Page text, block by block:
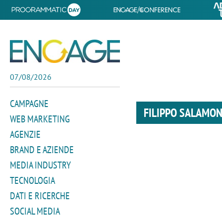
07/08/2026
CAMPAGNE
WEB MARKETING
AGENZIE
BRAND E AZIENDE
MEDIA INDUSTRY
TECNOLOGIA
DATI E RICERCHE
SOCIAL MEDIA
FILIPPO